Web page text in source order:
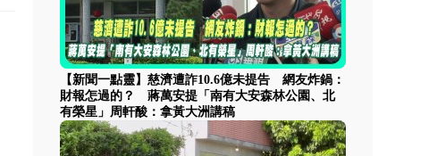
【新聞一點靈】慈濟遭詐10.6億未提告 網友炸鍋：
財報怎過的？ 蔣萬安提「南有大安森林公園、北
有榮星」周軒酸：拿黃大洲講稿